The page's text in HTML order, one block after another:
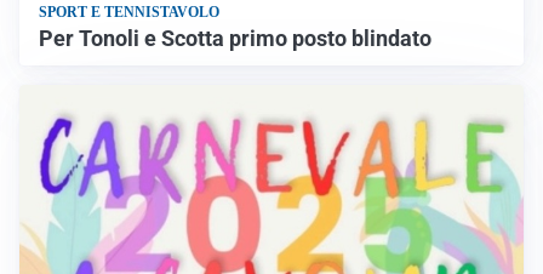
SPORT E TENNISTAVOLO
Per Tonoli e Scotta primo posto blindato